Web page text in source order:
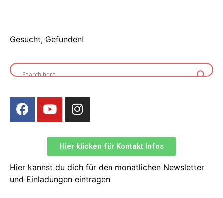
Gesucht, Gefunden!
Hier klicken für Kontakt Infos
Hier kannst du dich für den monatlichen Newsletter
und Einladungen eintragen!